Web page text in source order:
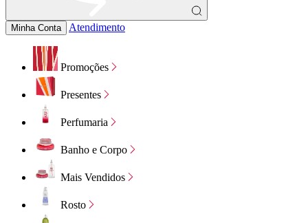
Minha Conta Atendimento
Promoções
Presentes
Perfumaria
Banho e Corpo
Mais Vendidos
Rosto